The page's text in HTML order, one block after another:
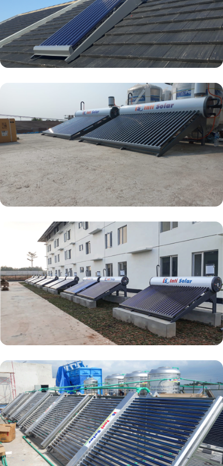
Solusi tepat untuk menghadirkan kenyamanan air
hangat di rumah Anda yang hemat biaya dan
efisiensi energi
Komersial
Solusi inovatif untuk kebutuhan air panas hemat
biaya dan ramah lingkungan di berbagai bisnis
Industrial
Solusi terdepan untuk kebutuhan air panas
berskala besar dengan teknologi teruji dan
terpercaya